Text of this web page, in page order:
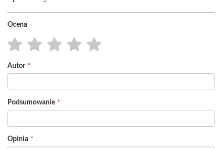
Ocena
star
stars
stars
stars
stars
Autor
Podsumowanie
Opinia